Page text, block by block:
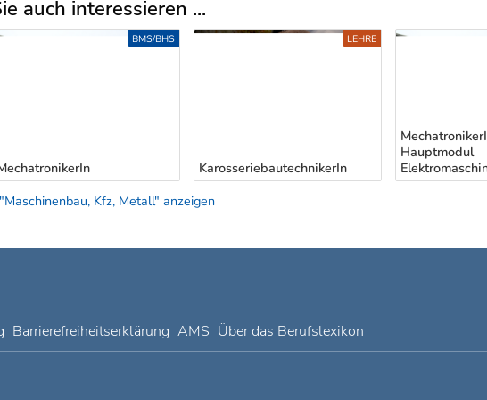
auch interessieren ...
BMS/BHS
KarosseriebautechnikerIn
LEHRE
Hauptmodul
Kfz, Metall" anzeigen
Barrierefreiheitserklärung AMS Über das Berufslexikon